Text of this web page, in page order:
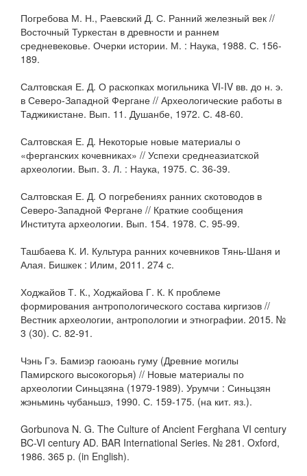
Погребова М. Н., Раевский Д. С. Ранний железный век //
Восточный Туркестан в древности и раннем
средневековье. Очерки истории. М. : Наука, 1988. С. 156-
189.
Салтовская Е. Д. О раскопках могильника VI-IV вв. до н. э.
в Северо-Западной Фергане // Археологические работы в
Таджикистане. Вып. 11. Душанбе, 1972. С. 48-60.
Салтовская Е. Д. Некоторые новые материалы о
«ферганских кочевниках» // Успехи среднеазиатской
археологии. Вып. 3. Л. : Наука, 1975. С. 36-39.
Салтовская Е. Д. О погребениях ранних скотоводов в
Северо-Западной Фергане // Краткие сообщения
Института археологии. Вып. 154. 1978. С. 95-99.
Ташбаева К. И. Культура ранних кочевников Тянь-Шаня и
Алая. Бишкек : Илим, 2011. 274 с.
Ходжайов Т. К., Ходжайова Г. К. К проблеме
формирования антропологического состава киргизов //
Вестник археологии, антропологии и этнографии. 2015. №
3 (30). С. 82-91.
Чэнь Гэ. Бамиэр гаоюань гуму (Древние могилы
Памирского высокогорья) // Новые материалы по
археологии Синьцзяна (1979-1989). Урумчи : Синьцзян
жэньминь чубаньшэ, 1990. С. 159-175. (на кит. яз.).
Gorbunova N. G. The Culture of Ancient Ferghana VI century
BC-VI century AD. BAR International Series. № 281. Oxford,
1986. 365 p. (in English).